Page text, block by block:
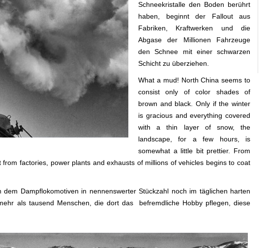
Schneekristalle den Boden berührt
haben, beginnt der Fallout aus
Fabriken, Kraftwerken und die
Abgase der Millionen Fahrzeuge
den Schnee mit einer schwarzen
Schicht zu überziehen.
What a mud! North China seems to
consist only of color shades of
brown and black. Only if the winter
is gracious and everything covered
with a thin layer of snow, the
landscape, for a few hours, is
somewhat a little bit prettier. From
factories, power plants and exhausts of millions of vehicles begins to coat
Dampflokomotiven in nennenswerter Stückzahl noch im täglichen harten
als tausend Menschen, die dort das befremdliche Hobby pflegen, diese